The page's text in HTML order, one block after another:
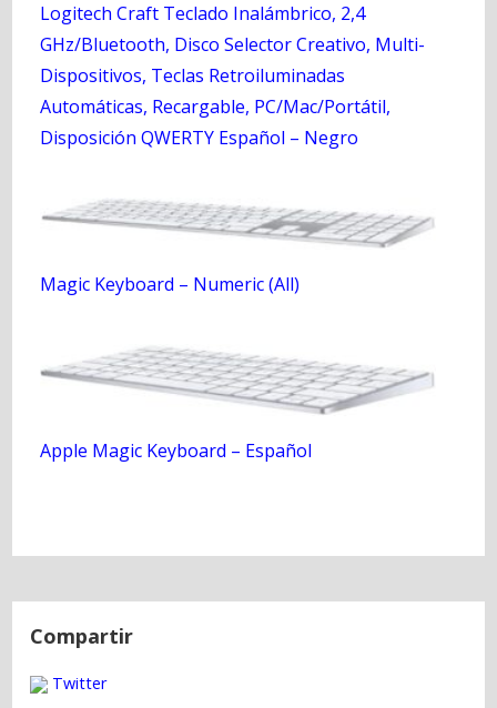
Logitech Craft Teclado Inalámbrico, 2,4
GHz/Bluetooth, Disco Selector Creativo, Multi-
Dispositivos, Teclas Retroiluminadas
Automáticas, Recargable, PC/Mac/Portátil,
Disposición QWERTY Español – Negro
Magic Keyboard – Numeric (All)
Apple Magic Keyboard – Español
N
Compartir
Twitter